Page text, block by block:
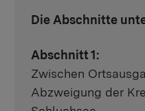
Die Abschnitte
Abschnitt 1:
Zwischen
Abzweigung der